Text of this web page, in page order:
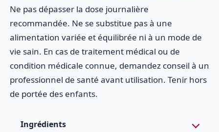
Ne pas dépasser la dose journalière
recommandée. Ne se substitue pas à une
alimentation variée et équilibrée ni à un mode de
vie sain. En cas de traitement médical ou de
condition médicale connue, demandez conseil à un
professionnel de santé avant utilisation. Tenir hors
de portée des enfants.
Ingrédients